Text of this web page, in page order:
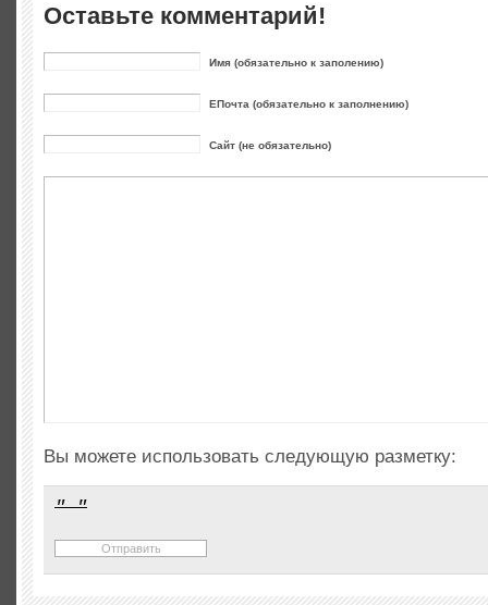
Оставьте комментарий!
Имя (обязательно к заполению)
ЕПочта (обязательно к заполнению)
Сайт (не обязательно)
Вы можете использовать следующую разметку: